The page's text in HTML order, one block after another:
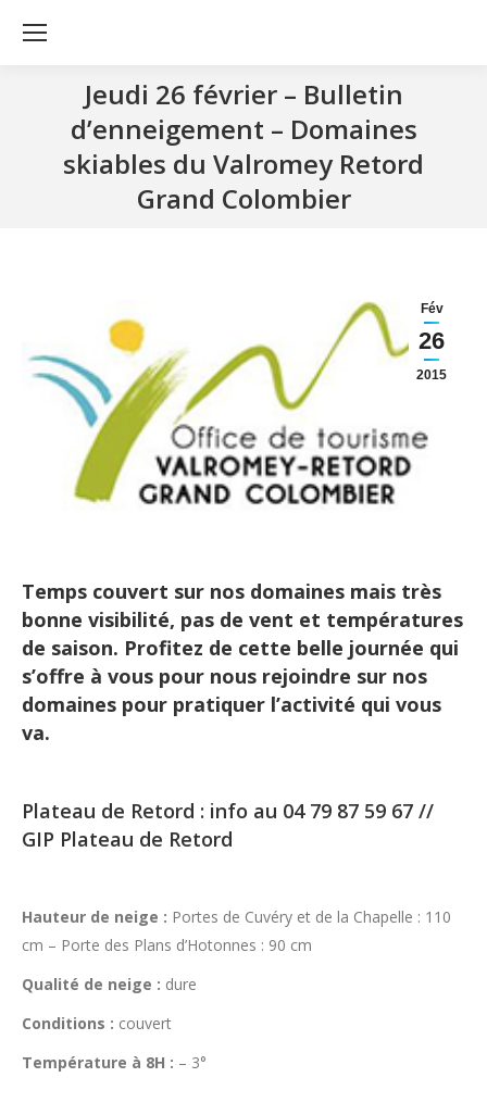
Jeudi 26 février – Bulletin
d’enneigement – Domaines
skiables du Valromey Retord
Grand Colombier
Fév
26
2015
Temps couvert sur nos domaines mais très
bonne visibilité, pas de vent et températures
de saison. Profitez de cette belle journée qui
s’offre à vous pour nous rejoindre sur nos
domaines pour pratiquer l’activité qui vous
va.
Plateau de Retord : info au 04 79 87 59 67 //
GIP Plateau de Retord
Hauteur de neige : Portes de Cuvéry et de la Chapelle : 110
cm – Porte des Plans d’Hotonnes : 90 cm
Qualité de neige : dure
Conditions : couvert
Température à 8H : – 3°